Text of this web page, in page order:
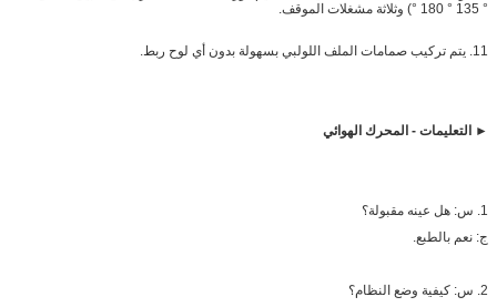
° 135 ° 180 °) وثلاثة مشغلات الموقف.
11. يتم تركيب صمامات الملف اللولبي بسهولة بدون أي لوح ربط.
► التعليمات - المحرك الهوائي
1. س: هل عينه مقبولة؟
ج: نعم بالطبع.
2. س: كيفية وضع النظام؟